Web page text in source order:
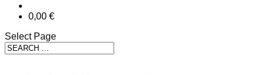
0,00 €
Select Page